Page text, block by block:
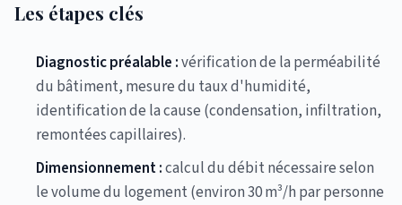
Les étapes clés
Diagnostic préalable :vérification de la perméabilité
du bâtiment, mesure du taux d'humidité,
identification de la cause (condensation, infiltration,
remontées capillaires).
Dimensionnement :calcul du débit nécessaire selon
le volume du logement (environ 30 m³/h par personne